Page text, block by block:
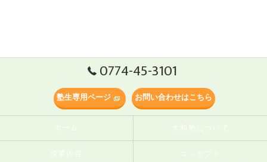
0774-45-3101
塾生専用ページ お問い合わせはこちら
ホーム 大和塾について
授業内容 コンセプト